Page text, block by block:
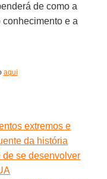
de como a
e a
aqui
extremos e
da história
de se desenvolver